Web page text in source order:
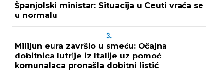
Španjolski ministar: Situacija u Ceuti vraća se
u normalu
3.
Milijun eura završio u smeću: Očajna
dobitnica lutrije iz Italije uz pomoć
komunalaca pronašla dobitni listić